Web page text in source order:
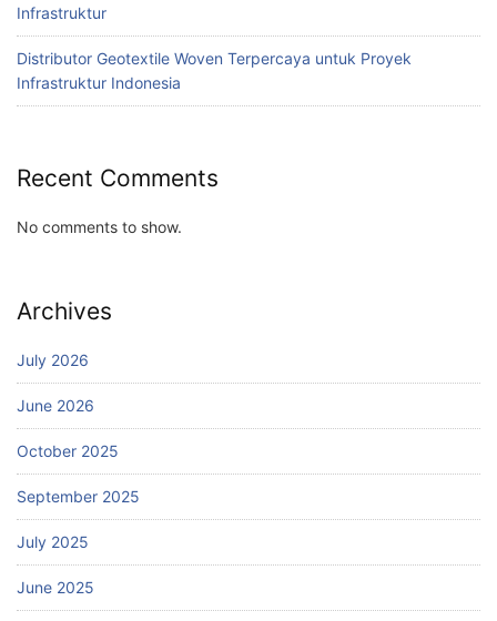
Infrastruktur
Distributor Geotextile Woven Terpercaya untuk Proyek
Infrastruktur Indonesia
Recent Comments
No comments to show.
Archives
July 2026
June 2026
October 2025
September 2025
July 2025
June 2025